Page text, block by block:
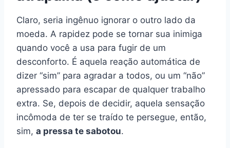
Claro, seria ingênuo ignorar o outro lado da
moeda. A rapidez pode se tornar sua inimiga
quando você a usa para fugir de um
desconforto. É aquela reação automática de
dizer “sim” para agradar a todos, ou um “não”
apressado para escapar de qualquer trabalho
extra. Se, depois de decidir, aquela sensação
incômoda de ter se traído te persegue, então,
sim, a pressa te sabotou.